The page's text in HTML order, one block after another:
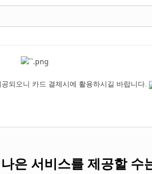
되오니 카드 결제시에 활용하시길 바랍니다.
은 서비스를 제공할 수